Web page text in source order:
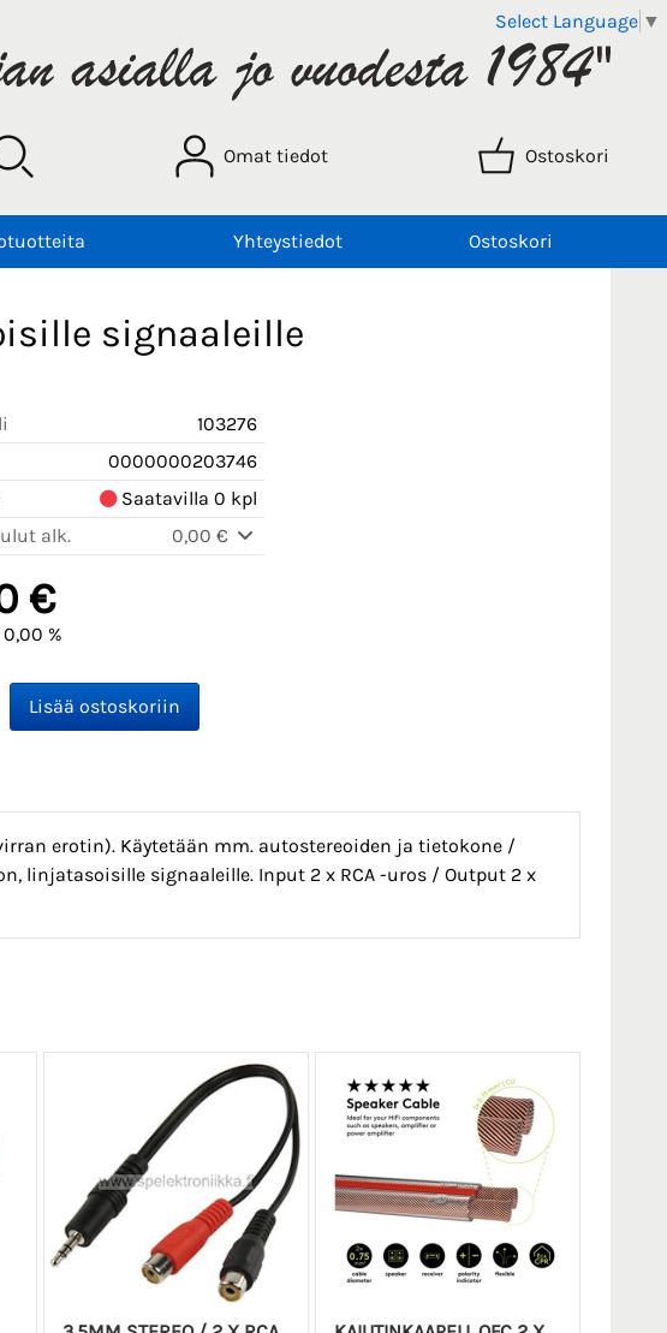
Select Language ▼
Omat tiedot Ostoskori
Yhteystiedot Ostoskori
signaaleille
103276
0000000203746
Saatavilla 0 kpl
alk.
0,00 €
€
0,00 %
erotin). Käytetään mm. autostereoiden ja tietokone /
linjatasoisille signaaleille. Input 2 x RCA -uros / Output 2 x